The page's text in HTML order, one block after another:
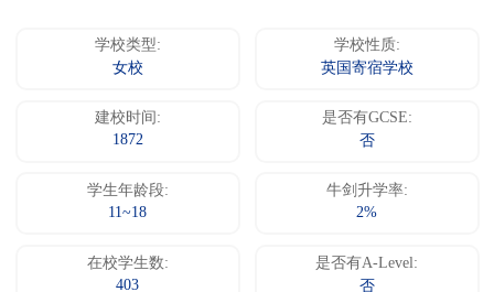
学校类型:
女校
学校性质:
英国寄宿学校
建校时间:
1872
是否有GCSE:
否
学生年龄段:
11~18
牛剑升学率:
2%
在校学生数:
403
是否有A-Level:
否